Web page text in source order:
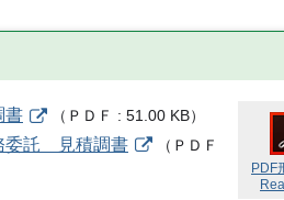
PDF
書 （ ＰＤＦ 51.00 KB）
委託 見積調書 （ ＰＤＦ